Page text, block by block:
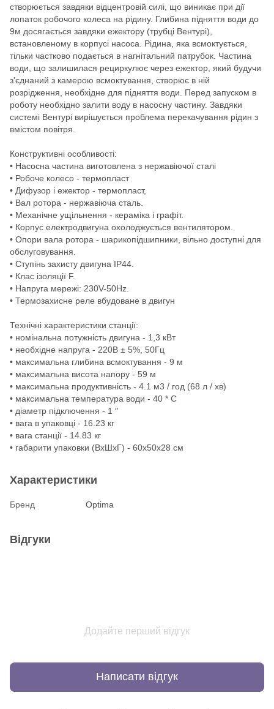
створюється завдяки відцентровій силі, що виникає при дії
лопаток робочого колеса на рідину. Глибина підняття води до
9м досягається завдяки ежектору (трубці Вентурі),
встановленому в корпусі насоса. Рідина, яка всмоктується,
тільки частково подається в нагнітальний патрубок. Частина
води, що залишилася рециркулює через ежектор, який будучи
з'єднаний з камерою всмоктування, створює в ній
розрідження, необхідне для підняття води. Перед запуском в
роботу необхідно залити воду в насосну частину. Завдяки
системі Вентурі вирішується проблема перекачування рідин з
вмістом повітря.
Конструктивні особливості:
• Насосна частина виготовлена з нержавіючої сталі
• Робоче колесо - термопласт
• Дифузор і ежектор - термопласт,
• Вал ротора - нержавіюча сталь.
• Механічне ущільнення - кераміка і графіт.
• Корпус електродвигуна охолоджується вентилятором.
• Опори вала ротора - шарикопідшипники, вільно доступні для
обслуговування.
• Ступінь захисту двигуна IP44.
• Клас ізоляції F.
• Напруга мережі: 230V-50Hz.
• Термозахисне реле вбудоване в двигун
Технічні характеристики станції:
• номінальна потужність двигуна - 1,3 кВт
• необхідне напруга - 220В ± 5%, 50Гц
• максимальна глибина всмоктування - 9 м
• максимальна висота напору - 59 м
• максимальна продуктивність - 4.1 м3 / год (68 л / хв)
• максимальна температура води - 40 * С
• діаметр підключення - 1 ″
• вага в упаковці - 16.23 кг
• вага станції - 14.83 кг
• габарити упаковки (ВхШхГ) - 60х50х28 см
Характеристики
Бренд Optima
Відгуки
Додайте перший відгук
Написати відгук